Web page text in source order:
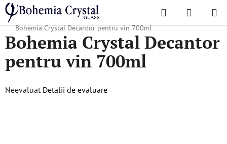
Treci
conținut
Căutare
DE
Acasă
/ Colecții populare / Cadouri de Crăciun Cadouri pentru el
Bohemia Crystal Decantor pentru vin 700ml
Bohemia Crystal Decantor
pentru vin 700ml
Evaluarea
Neevaluat Detalii de evaluare